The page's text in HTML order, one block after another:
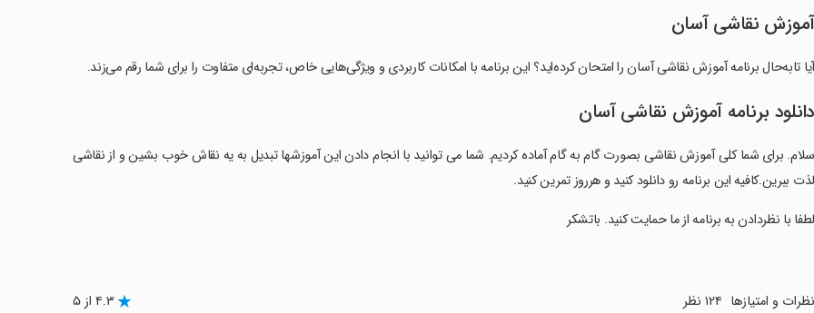
آموزش نقاشی آسان
آیا تابه‌حال برنامه آموزش نقاشی آسان را امتحان کرده‌اید؟ این برنامه با امکانات کاربردی و ویژگی‌هایی خاص، تجربه‌ای متفاوت را برای شما رقم می‌زند.
دانلود برنامه آموزش نقاشی آسان
سلام. برای شما کلی آموزش نقاشی بصورت گام به گام آماده کردیم. شما می توانید با انجام دادن این آموزشها تبدیل به یه نقاش خوب بشین و از نقاشی
لذت ببرین.کافیه این برنامه رو دانلود کنید و هرروز تمرین کنید.
‏لطفا با نظردادن به برنامه از ما حمایت کنید. باتشکر
نظرات و امتیازها ۴.۳ از ۵